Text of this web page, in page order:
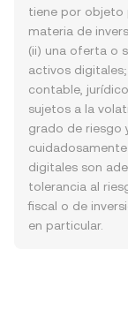
tiene por objeto
materia de
(ii) una oferta o
activos digitales;
contable,
sujetos a la
grado de riesgo
digitales son
tolerancia al
fiscal o de
en particular.